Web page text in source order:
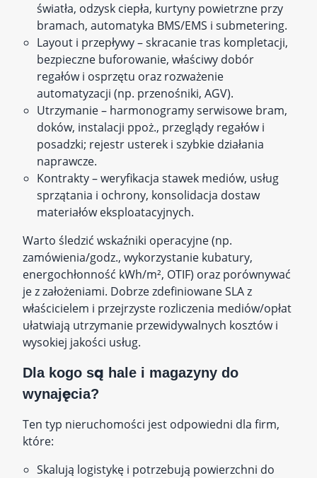
światła, odzysk ciepła, kurtyny powietrzne przy
bramach, automatyka BMS/EMS i submetering.
Layout i przepływy – skracanie tras kompletacji,
bezpieczne buforowanie, właściwy dobór
regałów i osprzętu oraz rozważenie
automatyzacji (np. przenośniki, AGV).
Utrzymanie – harmonogramy serwisowe bram,
doków, instalacji ppoż., przeglądy regałów i
posadzki; rejestr usterek i szybkie działania
naprawcze.
Kontrakty – weryfikacja stawek mediów, usług
sprzątania i ochrony, konsolidacja dostaw
materiałów eksploatacyjnych.
Warto śledzić wskaźniki operacyjne (np.
zamówienia/godz., wykorzystanie kubatury,
energochłonność kWh/m², OTIF) oraz porównywać
je z założeniami. Dobrze zdefiniowane SLA z
właścicielem i przejrzyste rozliczenia mediów/opłat
ułatwiają utrzymanie przewidywalnych kosztów i
wysokiej jakości usług.
Dla kogo są hale i magazyny do
wynajęcia?
Ten typ nieruchomości jest odpowiedni dla firm,
które:
Skalują logistykę i potrzebują powierzchni do